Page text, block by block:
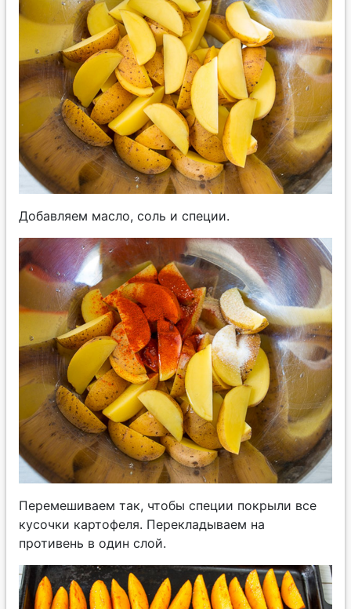
Добавляем масло, соль и специи.
Перемешиваем так, чтобы специи покрыли все
кусочки картофеля. Перекладываем на
противень в один слой.